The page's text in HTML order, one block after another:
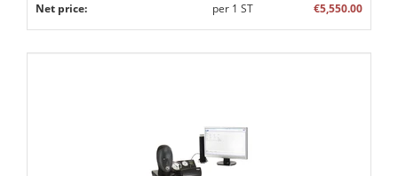
Net price: per 1 ST €5,550.00